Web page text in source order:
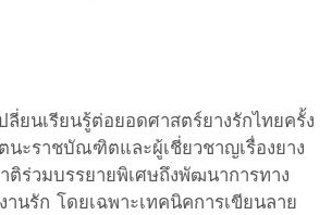
ลี่ยนเรียนรู้ต่อยอดศาสตร์ยางรักไทยครั้ง
ะราชบัณฑิตและผู้เชี่ยวชาญเรื่องยาง
ติร่วมบรรยายพิเศษถึงพัฒนาการทาง
านรัก โดยเฉพาะเทคนิคการเขียนลาย